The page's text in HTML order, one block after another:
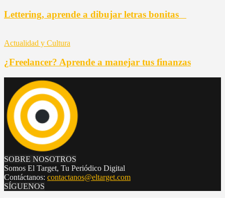
Lettering, aprende a dibujar letras bonitas
Actualidad y Cultura
¿Freelancer? Aprende a manejar tus finanzas
SOBRE NOSOTROS
Somos El Target, Tu Periódico Digital
Contáctanos: contactanos@eltarget.com
SÍGUENOS